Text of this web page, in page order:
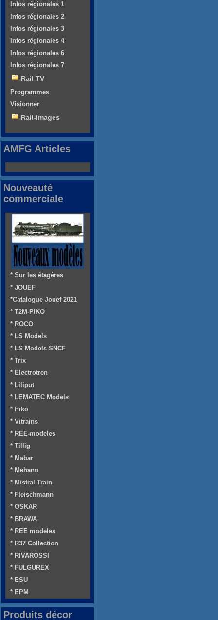
Infos régionales 1
Infos régionales 2
Infos régionales 3
Infos régionales 4
Infos régionales 6
Infos régionales 7
Rail TV
Programmes
Visionner
Rail-Images
AMFG Articles
Nouveauté
commerciale
* Sur les étagères
* JOUEF
*Catalogue Jouef 2021
* T2M-PIKO
* ROCO
* LS Models
* LS Models SNCF
* Trix
* Electrotren
* Liliput
* LEMATEC Models
* Piko
* Vitrains
* REE-modeles
* Tillig
* Mabar
* Mehano
* Mistral Train
* Fleischmann
* OSKAR
* BRAWA
* REE modeles
* R37 Collection
* RIVAROSSI
* FULGUREX
* ESU
* EPM
Produits décor